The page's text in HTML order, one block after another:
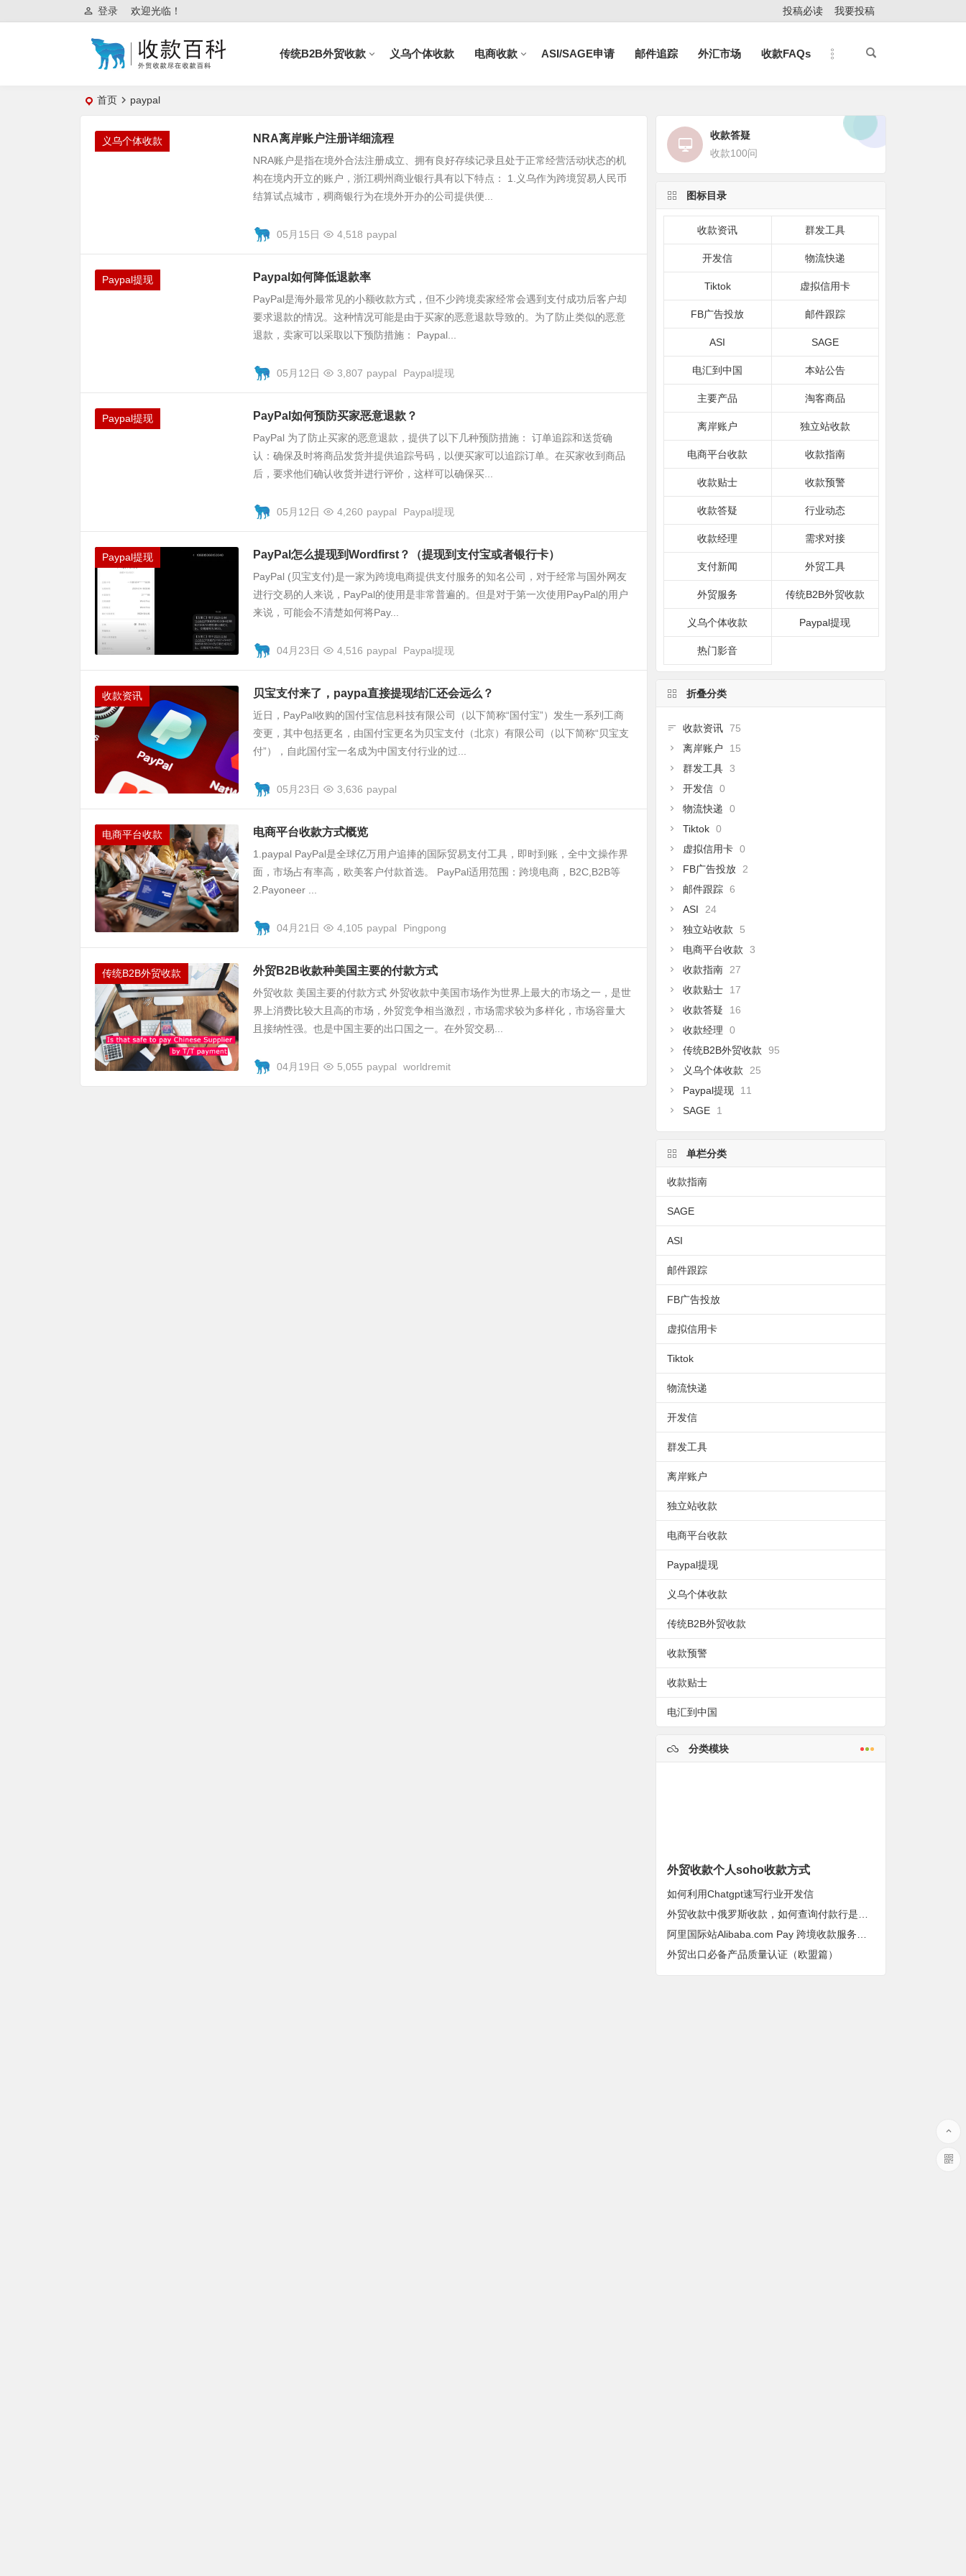
欢迎光临！
登录 投稿必读 我要投稿
传统B2B外贸收款 义乌个体收款 电商收款 ASI/SAGE申请 邮件追踪 外汇市场 收款FAQs
首页 paypal
义乌个体收款 NRA离岸账户注册详细流程
NRA账户是指在境外合法注册成立、拥有良好存续记录且处于正常经营活动状态的机
构在境内开立的账户，浙江稠州商业银行具有以下特点： 1.义乌作为跨境贸易人民币
结算试点城市，稠商银行为在境外开办的公司提供便...
05月15日 4,518 paypal
Paypal提现 Paypal如何降低退款率
PayPal是海外最常见的小额收款方式，但不少跨境卖家经常会遇到支付成功后客户却
要求退款的情况。这种情况可能是由于买家的恶意退款导致的。为了防止类似的恶意
退款，卖家可以采取以下预防措施： Paypal...
05月12日 3,807 paypal Paypal提现
Paypal提现 PayPal如何预防买家恶意退款？
PayPal 为了防止买家的恶意退款，提供了以下几种预防措施： 订单追踪和送货确
认：确保及时将商品发货并提供追踪号码，以便买家可以追踪订单。在买家收到商品
后，要求他们确认收货并进行评价，这样可以确保买...
05月12日 4,260 paypal Paypal提现
Paypal提现 PayPal怎么提现到Wordfirst？（提现到支付宝或者银行卡）
PayPal (贝宝支付)是一家为跨境电商提供支付服务的知名公司，对于经常与国外网友
进行交易的人来说，PayPal的使用是非常普遍的。但是对于第一次使用PayPal的用户
来说，可能会不清楚如何将Pay...
04月23日 4,516 paypal Paypal提现
收款资讯 贝宝支付来了，paypa直接提现结汇还会远么？
近日，PayPal收购的国付宝信息科技有限公司（以下简称“国付宝”）发生一系列工商
变更，其中包括更名，由国付宝更名为贝宝支付（北京）有限公司（以下简称“贝宝支
付”），自此国付宝一名成为中国支付行业的过...
05月23日 3,636 paypal
电商平台收款 电商平台收款方式概览
1.paypal PayPal是全球亿万用户追捧的国际贸易支付工具，即时到账，全中文操作界
面，市场占有率高，欧美客户付款首选。 PayPal适用范围：跨境电商，B2C,B2B等
2.Payoneer ...
04月21日 4,105 paypal Pingpong
传统B2B外贸收款 外贸B2B收款种美国主要的付款方式
外贸收款 美国主要的付款方式 外贸收款中美国市场作为世界上最大的市场之一，是世
界上消费比较大且高的市场，外贸竞争相当激烈，市场需求较为多样化，市场容量大
且接纳性强。也是中国主要的出口国之一。在外贸交易...
04月19日 5,055 paypal worldremit
收款答疑
收款100问
图标目录
收款资讯 群发工具
开发信 物流快递
Tiktok 虚拟信用卡
FB广告投放 邮件跟踪
ASI SAGE
电汇到中国 本站公告
主要产品 淘客商品
离岸账户 独立站收款
电商平台收款 收款指南
收款贴士 收款预警
收款答疑 行业动态
收款经理 需求对接
支付新闻 外贸工具
外贸服务 传统B2B外贸收款
义乌个体收款 Paypal提现
热门影音
折叠分类
收款资讯 75
离岸账户
15
群发工具 3
开发信 0
物流快递
0
Tiktok 0
虚拟信用卡 0
FB广告投放
2
邮件跟踪 6
ASI
24
独立站收款
5
电商平台收款
3
收款指南
27
收款贴士
17
收款答疑
16
收款经理
0
传统B2B外贸收款
95
义乌个体收款
25
Paypal提现
11
SAGE
1
单栏分类
收款指南
SAGE
ASI
邮件跟踪
FB广告投放
虚拟信用卡
Tiktok
物流快递
开发信
群发工具
离岸账户
独立站收款
电商平台收款
Paypal提现
义乌个体收款
传统B2B外贸收款
收款预警
收款贴士
电汇到中国
分类模块
外贸收款个人soho收款方式
如何利用Chatgpt速写行业开发信
外贸出口必备产品质量认证（欧盟篇）